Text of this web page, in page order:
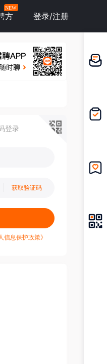
方
NEW
登录/注册
登录
获取验证码
信息保护政策》